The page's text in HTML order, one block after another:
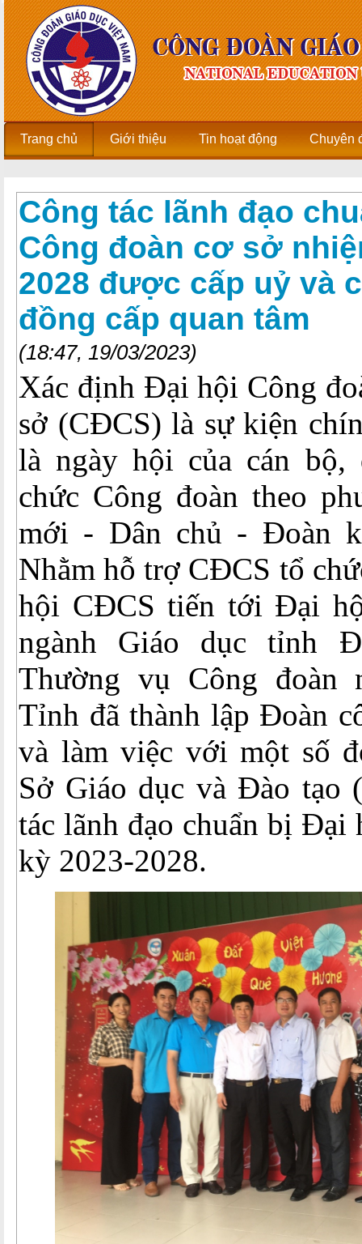
Trang chủ Giới thiệu Tin hoạt động Chuyên
Công tác lãnh đạo
Công đoàn cơ sở
2028 được cấp uỷ và
đồng cấp quan tâm
(18:47, 19/03/2023)
Xác định Đại hội Công
sở (CĐCS) là sự kiện
là ngày hội của cán bộ,
chức Công đoàn theo
mới - Dân chủ - Đoàn
Nhằm hỗ trợ CĐCS tổ
hội CĐCS tiến tới Đại
ngành Giáo dục tỉnh
Thường vụ Công đoàn
Tỉnh đã thành lập Đoàn
và làm việc với một số
Sở Giáo dục và Đào tạo
tác lãnh đạo chuẩn bị
kỳ 2023-2028.